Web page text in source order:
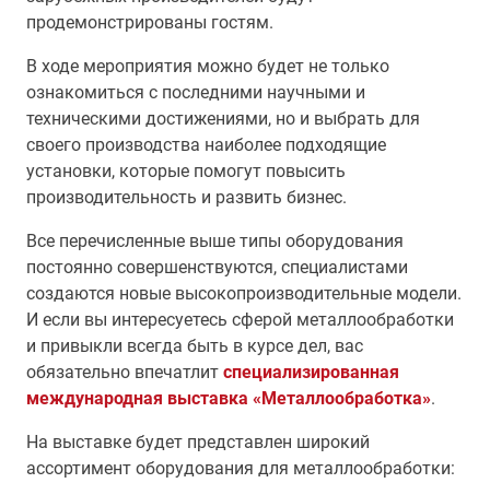
продемонстрированы гостям.
В ходе мероприятия можно будет не только
ознакомиться с последними научными и
техническими достижениями, но и выбрать для
своего производства наиболее подходящие
установки, которые помогут повысить
производительность и развить бизнес.
Все перечисленные выше типы оборудования
постоянно совершенствуются, специалистами
создаются новые высокопроизводительные модели.
И если вы интересуетесь сферой металлообработки
и привыкли всегда быть в курсе дел, вас
обязательно впечатлит специализированная
международная выставка «Металлообработка».
На выставке будет представлен широкий
ассортимент оборудования для металлообработки: